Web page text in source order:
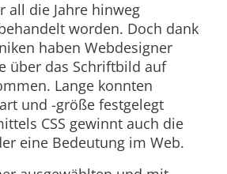
all die Jahre hinweg
worden. Doch dank
haben Webdesigner
über das Schriftbild auf
Lange konnten
und -größe festgelegt
CSS gewinnt auch die
eine Bedeutung im Web.